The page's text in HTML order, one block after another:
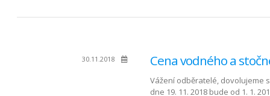
30.11.2018 Cena vodného a
Vážení odběratelé, dovolujeme
dne 19. 11. 2018 bude od 1. 1.